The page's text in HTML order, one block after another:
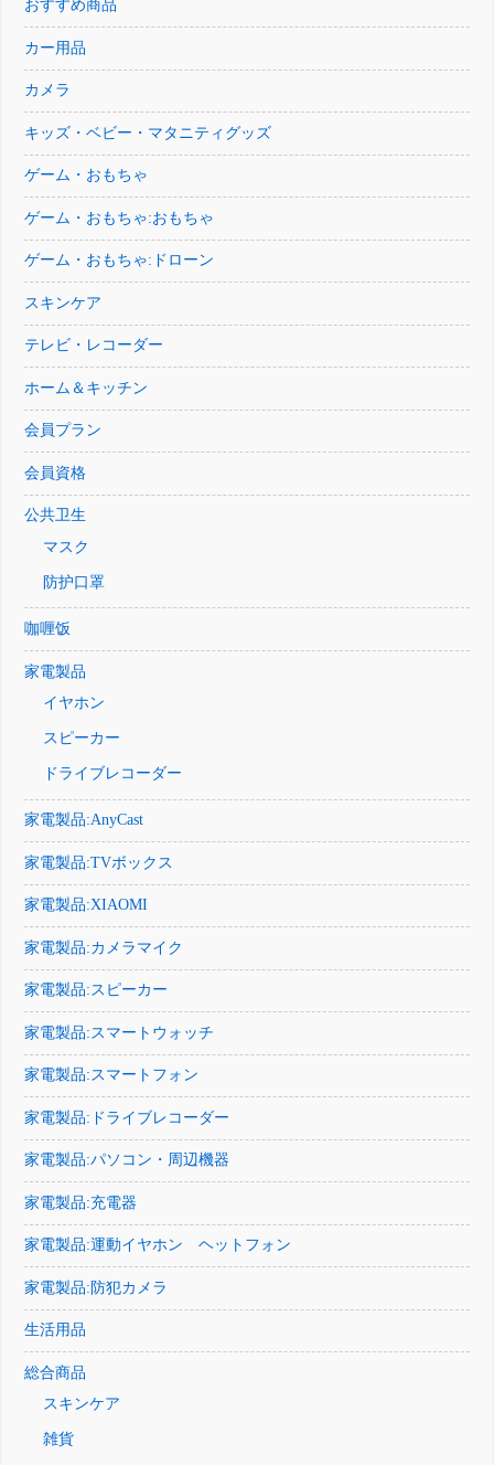
おすすめ商品
カー用品
カメラ
キッズ・ベビー・マタニティグッズ
ゲーム・おもちゃ
ゲーム・おもちゃ:おもちゃ
ゲーム・おもちゃ:ドローン
スキンケア
テレビ・レコーダー
ホーム＆キッチン
会員プラン
会員資格
公共卫生
マスク
防护口罩
咖喱饭
家電製品
イヤホン
スピーカー
ドライブレコーダー
家電製品:AnyCast
家電製品:TVボックス
家電製品:XIAOMI
家電製品:カメラマイク
家電製品:スピーカー
家電製品:スマートウォッチ
家電製品:スマートフォン
家電製品:ドライブレコーダー
家電製品:パソコン・周辺機器
家電製品:充電器
家電製品:運動イヤホン ヘットフォン
家電製品:防犯カメラ
生活用品
総合商品
スキンケア
雑貨